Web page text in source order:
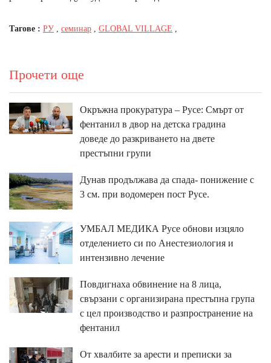
Тагове : РУ семинар GLOBAL VILLAGE
Прочети още
Окръжна прокуратура – Русе: Смърт от
фентанил в двор на детска градина
доведе до разкриването на двете
престъпни групи
Дунав продължава да спада- понижение с
3 см. при водомерен пост Русе.
УМБАЛ МЕДИКА Русе обнови изцяло
отделението си по Анестезиология и
интензивно лечение
Повдигнаха обвинение на 8 лица,
свързани с организирана престъпна група
с цел производство и разпространение на
фентанил
От хвалбите за арести и преписки за